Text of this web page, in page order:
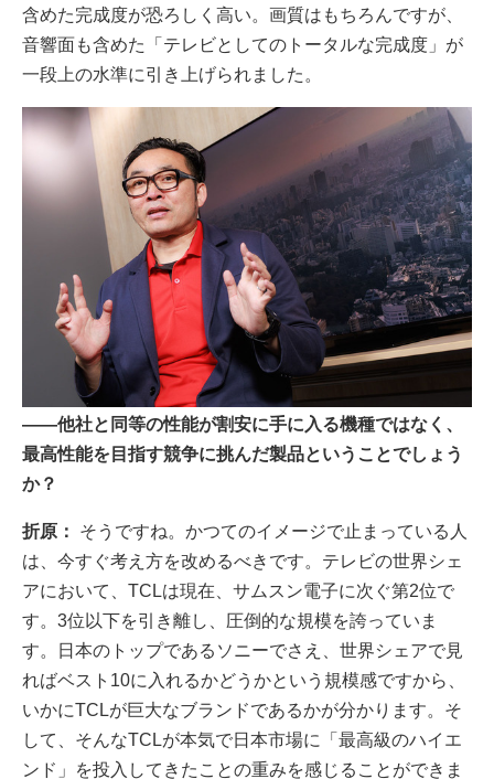
含めた完成度が恐ろしく高い。画質はもちろんですが、
音響面も含めた「テレビとしてのトータルな完成度」が
一段上の水準に引き上げられました。
――他社と同等の性能が割安に手に入る機種ではなく、
最高性能を目指す競争に挑んだ製品ということでしょう
か？
折原：
そうですね。かつてのイメージで止まっている人
は、今すぐ考え方を改めるべきです。テレビの世界シェ
アにおいて、TCLは現在、サムスン電子に次ぐ第2位で
す。3位以下を引き離し、圧倒的な規模を誇っていま
す。日本のトップであるソニーでさえ、世界シェアで見
ればベスト10に入れるかどうかという規模感ですから、
いかにTCLが巨大なブランドであるかが分かります。そ
して、そんなTCLが本気で日本市場に「最高級のハイエ
ンド」を投入してきたことの重みを感じることができま